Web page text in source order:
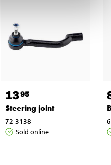
1395
Steering joint
72-3138
Sold online